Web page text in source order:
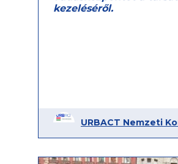
kezeléséről.
URBACT Nemzeti